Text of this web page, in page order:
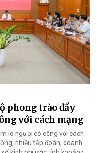
phong trào đẩy
với cách mạng
lo người có công với cách
nhiều tập đoàn, doanh